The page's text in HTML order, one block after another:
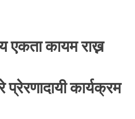
एकता कायम राख्न
कार्यक्रम